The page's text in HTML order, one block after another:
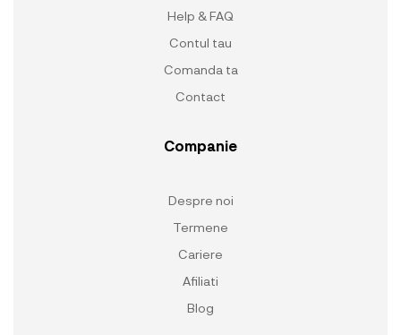
Help & FAQ
Contul tau
Comanda ta
Contact
Companie
Despre noi
Termene
Cariere
Afiliati
Blog